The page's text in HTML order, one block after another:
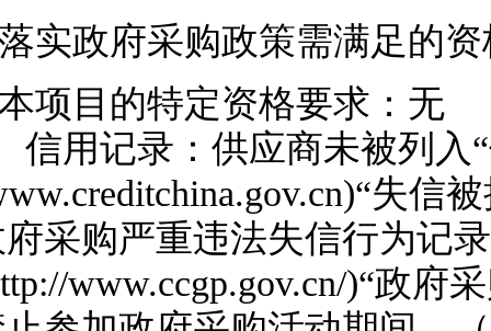
实政府采购政策需满足的
项目的特定资格要求：无
信用记录：供应商未被列入
失信
采购严重违法失信行为记
www.ccgp.gov.cn/)“政府